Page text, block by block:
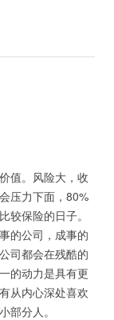
值。风险大，收
压力下面，80%
较保险的日子。
的公司，成事的
司都会在残酷的
的动力是具有更
从内心深处喜欢
部分人。